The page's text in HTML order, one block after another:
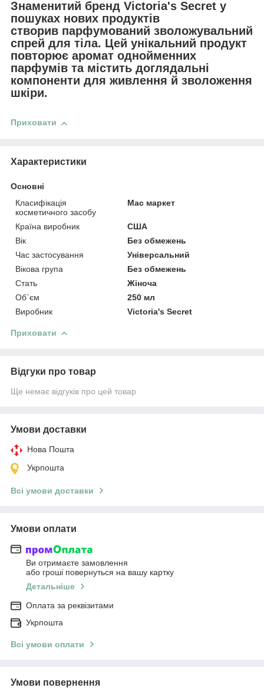
Знаменитий бренд Victoria's Secret у
пошуках нових продуктів
створив парфумований зволожувальний
спрей для тіла. Цей унікальний продукт
повторює аромат однойменних
парфумів та містить доглядальні
компоненти для живлення й зволоження
шкіри.
Приховати
Характеристики
Основні
Класифікація
косметичного засобу
Мас маркет
Країна виробник
США
Вік
Без обмежень
Час застосування
Універсальний
Вікова група
Без обмежень
Стать
Жіноча
Об`єм
250 мл
Виробник
Victoria's Secret
Приховати
Відгуки про товар
Ще немає відгуків про цей товар
Умови доставки
Нова Пошта
Укрпошта
Всі умови доставки
Умови оплати
Ви отримаєте замовлення
або гроші повернуться на вашу картку
Детальніше
Оплата за реквізитами
Укрпошта
Всі умови оплати
Умови повернення